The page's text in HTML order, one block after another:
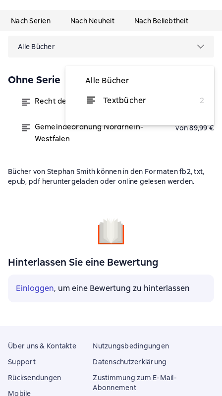
Nach Serien Nach Neuheit Nach Beliebtheit
Alle Bücher
Alle Bücher
Textbücher
2
Ohne Serie
Recht der kommunalen Wahlbeamten von 97,99 €
Gemeindeordnung Nordrhein-
Westfalen
von 89,99 €
Bücher von Stephan Smith können in den Formaten fb2, txt,
epub, pdf heruntergeladen oder online gelesen werden.
Hinterlassen Sie eine Bewertung
Einloggen, um eine Bewertung zu hinterlassen
Über uns & Kontakte
Support
Rücksendungen
Mobile
Nutzungsbedingungen
Datenschutzerklärung
Zustimmung zum E-Mail-
Abonnement